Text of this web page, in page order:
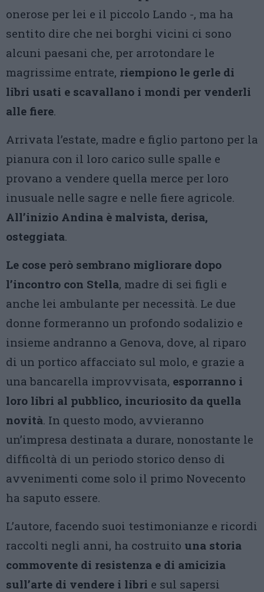
onerose per lei e il piccolo Lando -, ma ha
sentito dire che nei borghi vicini ci sono
alcuni paesani che, per arrotondare le
magrissime entrate, riempiono le gerle di
libri usati e scavallano i mondi per venderli
alle fiere.
Arrivata l’estate, madre e figlio partono per la
pianura con il loro carico sulle spalle e
provano a vendere quella merce per loro
inusuale nelle sagre e nelle fiere agricole.
All’inizio Andina è malvista, derisa,
osteggiata.
Le cose però sembrano migliorare dopo
l’incontro con Stella, madre di sei figli e
anche lei ambulante per necessità. Le due
donne formeranno un profondo sodalizio e
insieme andranno a Genova, dove, al riparo
di un portico affacciato sul molo, e grazie a
una bancarella improvvisata, esporranno i
loro libri al pubblico, incuriosito da quella
novità. In questo modo, avvieranno
un’impresa destinata a durare, nonostante le
difficoltà di un periodo storico denso di
avvenimenti come solo il primo Novecento
ha saputo essere.
L’autore, facendo suoi testimonianze e ricordi
raccolti negli anni, ha costruito una storia
commovente di resistenza e di amicizia
sull’arte di vendere i libri e sul sapersi